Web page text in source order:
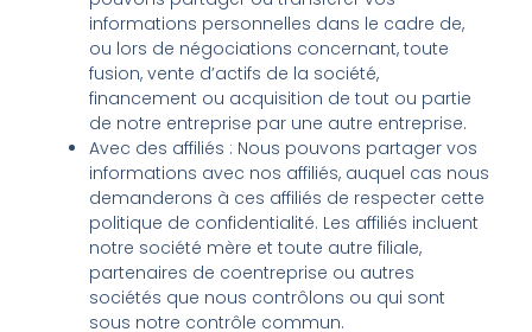
informations personnelles dans le cadre de,
ou lors de négociations concernant, toute
fusion, vente d’actifs de la société,
financement ou acquisition de tout ou partie
de notre entreprise par une autre entreprise.
Avec des affiliés : Nous pouvons partager vos
informations avec nos affiliés, auquel cas nous
demanderons à ces affiliés de respecter cette
politique de confidentialité. Les affiliés incluent
notre société mère et toute autre filiale,
partenaires de coentreprise ou autres
sociétés que nous contrôlons ou qui sont
sous notre contrôle commun.